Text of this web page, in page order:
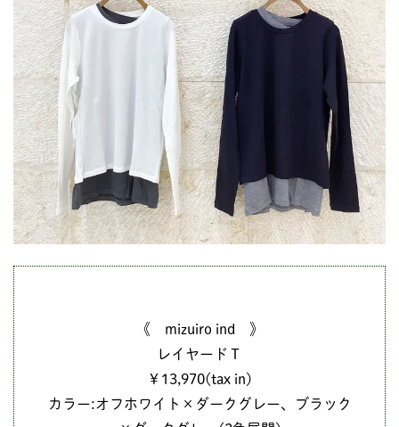
《 mizuiro ind 》
レイヤードＴ
￥13,970(tax in)
カラー:オフホワイト×ダークグレー、ブラック